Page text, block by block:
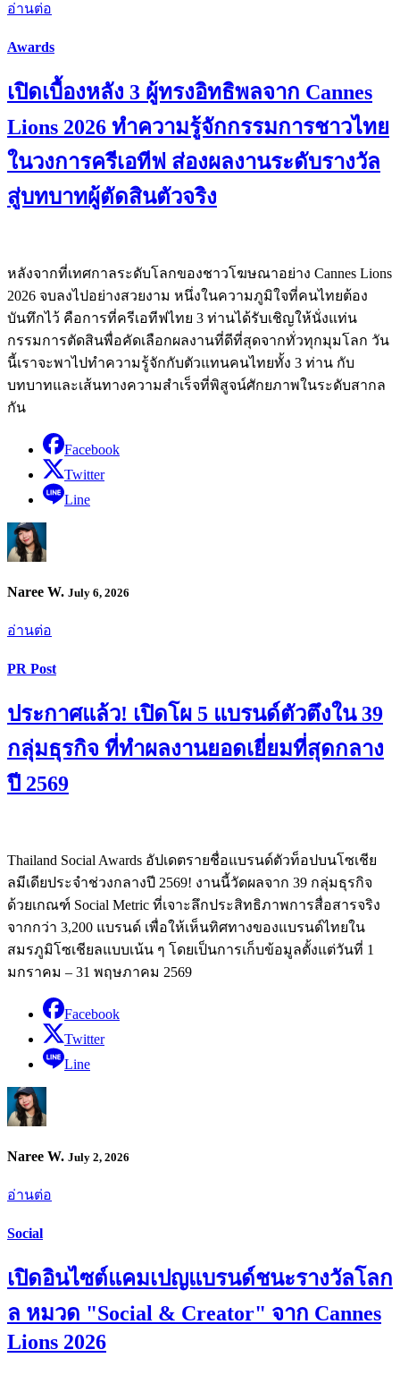
อ่านต่อ
Awards
เปิดเบื้องหลัง 3 ผู้ทรงอิทธิพลจาก Cannes
Lions 2026 ทำความรู้จักกรรมการชาวไทย
ในวงการครีเอทีฟ ส่องผลงานระดับรางวัล
สู่บทบาทผู้ตัดสินตัวจริง
หลังจากที่เทศกาลระดับโลกของชาวโฆษณาอย่าง Cannes Lions
2026 จบลงไปอย่างสวยงาม หนึ่งในความภูมิใจที่คนไทยต้อง
บันทึกไว้ คือการที่ครีเอทีฟไทย 3 ท่านได้รับเชิญให้นั่งแท่น
กรรมการตัดสินพื่อคัดเลือกผลงานที่ดีที่สุดจากทั่วทุกมุมโลก วัน
นี้เราจะพาไปทำความรู้จักกับตัวแทนคนไทยทั้ง 3 ท่าน กับ
บทบาทและเส้นทางความสำเร็จที่พิสูจน์ศักยภาพในระดับสากล
กัน
Facebook
Twitter
Line
Naree W. July 6, 2026
อ่านต่อ
PR Post
ประกาศแล้ว! เปิดโผ 5 แบรนด์ตัวตึงใน 39
กลุ่มธุรกิจ ที่ทำผลงานยอดเยี่ยมที่สุดกลาง
ปี 2569
Thailand Social Awards อัปเดตรายชื่อแบรนด์ตัวท็อปบนโซเชีย
ลมีเดียประจำช่วงกลางปี 2569! งานนี้วัดผลจาก 39 กลุ่มธุรกิจ
ด้วยเกณฑ์ Social Metric ที่เจาะลึกประสิทธิภาพการสื่อสารจริง
จากกว่า 3,200 แบรนด์ เพื่อให้เห็นทิศทางของแบรนด์ไทยใน
สมรภูมิโซเชียลแบบเน้น ๆ โดยเป็นการเก็บข้อมูลตั้งแต่วันที่ 1
มกราคม – 31 พฤษภาคม 2569
Facebook
Twitter
Line
Naree W. July 2, 2026
อ่านต่อ
Social
เปิดอินไซต์แคมเปญแบรนด์ชนะรางวัลโลก
ล หมวด "Social & Creator" จาก Cannes
Lions 2026